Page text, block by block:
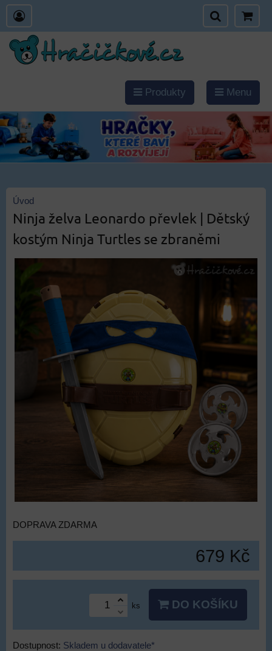
Produkty Menu
Úvod
Ninja želva Leonardo převlek | Dětský
kostým Ninja Turtles se zbraněmi
DOPRAVA ZDARMA
679 Kč
ks DO KOŠÍKU
Dostupnost: Skladem u dodavatele*